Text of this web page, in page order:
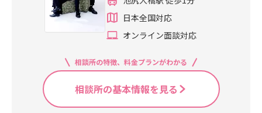
日本全国対応
オンライン面談対応
相談所の特徴、料金プランがわかる
相談所の基本情報を見る